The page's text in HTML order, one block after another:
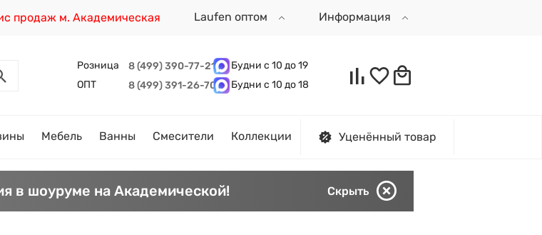
продаж м. Академическая Laufen оптом Информация
Розница 8 (499) 390-77-21
Будни с 10 до 19
ОПТ
8 (499) 391-26-70 Будни с 10 до 18
Мебель Ванны Смесители Коллекции Уценённый товар
в шоуруме на Академической! Скрыть